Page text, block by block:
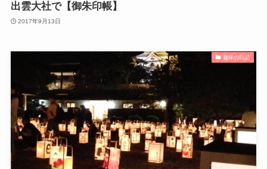
出雲大社で【御朱印帳】
2017年9月13日
趣味の日記